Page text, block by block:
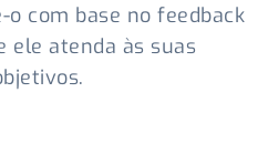
com base no feedback
ele atenda às suas